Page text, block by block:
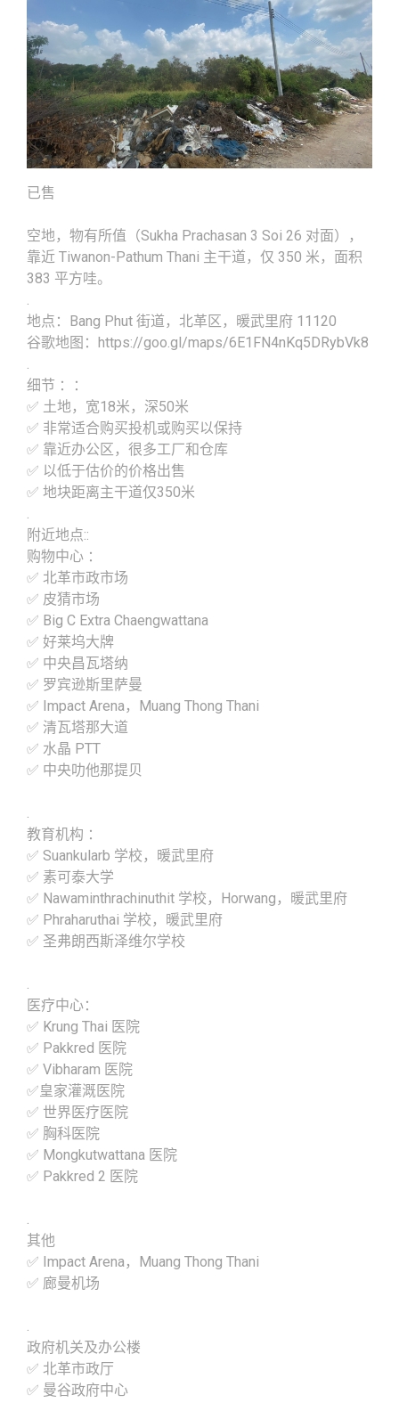
已售
空地，物有所值（Sukha Prachasan 3 Soi 26 对面），
靠近 Tiwanon-Pathum Thani 主干道，仅 350 米，面积
383 平方哇。
地点：Bang Phut 街道，北革区，暖武里府 11120
谷歌地图：https://goo.gl/maps/6E1FN4nKq5DRybVk8
细节 ：：
✅ 土地，宽18米，深50米
✅ 非常适合购买投机或购买以保持
✅ 靠近办公区，很多工厂和仓库
✅ 以低于估价的价格出售
✅ 地块距离主干道仅350米
附近地点::
购物中心 ：
✅ 北革市政市场
✅ 皮猜市场
✅ Big C Extra Chaengwattana
✅ 好莱坞大牌
✅ 中央昌瓦塔纳
✅ 罗宾逊斯里萨曼
✅ Impact Arena，Muang Thong Thani
✅ 清瓦塔那大道
✅ 水晶 PTT
✅ 中央叻他那提贝
教育机构 ：
✅ Suankularb 学校，暖武里府
✅ 素可泰大学
✅ Nawaminthrachinuthit 学校，Horwang，暖武里府
✅ Phraharuthai 学校，暖武里府
✅ 圣弗朗西斯泽维尔学校
医疗中心：
✅ Krung Thai 医院
✅ Pakkred 医院
✅ Vibharam 医院
✅皇家灌溉医院
✅ 世界医疗医院
✅ 胸科医院
✅ Mongkutwattana 医院
✅ Pakkred 2 医院
其他
✅ Impact Arena，Muang Thong Thani
✅ 廊曼机场
政府机关及办公楼
✅ 北革市政厅
✅ 曼谷政府中心